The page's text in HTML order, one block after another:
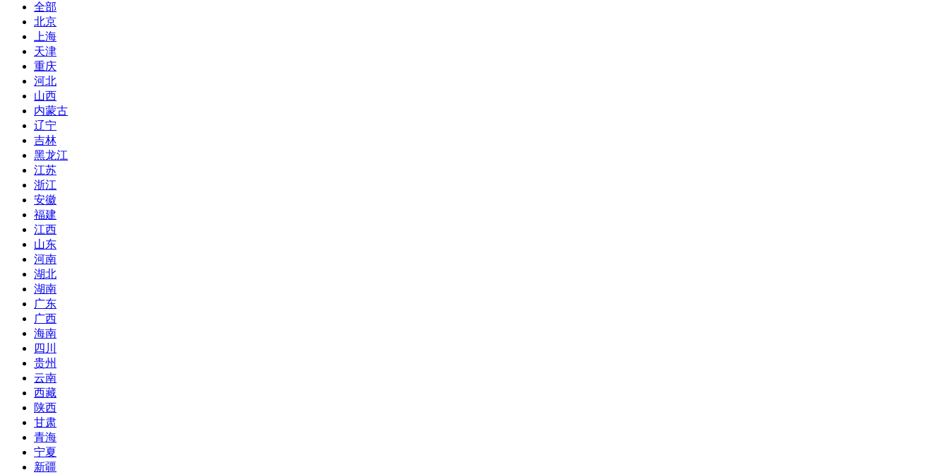
全部
北京
上海
天津
重庆
河北
山西
内蒙古
辽宁
吉林
黑龙江
江苏
浙江
安徽
福建
江西
山东
河南
湖北
湖南
广东
广西
海南
四川
贵州
云南
西藏
陕西
甘肃
青海
宁夏
新疆